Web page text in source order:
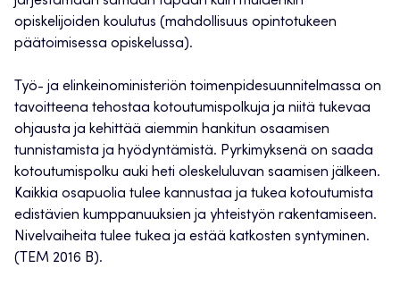
opiskelijoiden koulutus (mahdollisuus opintotukeen
päätoimisessa opiskelussa).
Työ- ja elinkeinoministeriön toimenpidesuunnitelmassa on
tavoitteena tehostaa kotoutumispolkuja ja niitä tukevaa
ohjausta ja kehittää aiemmin hankitun osaamisen
tunnistamista ja hyödyntämistä. Pyrkimyksenä on saada
kotoutumispolku auki heti oleskeluluvan saamisen jälkeen.
Kaikkia osapuolia tulee kannustaa ja tukea kotoutumista
edistävien kumppanuuksien ja yhteistyön rakentamiseen.
Nivelvaiheita tulee tukea ja estää katkosten syntyminen.
(TEM 2016 B).